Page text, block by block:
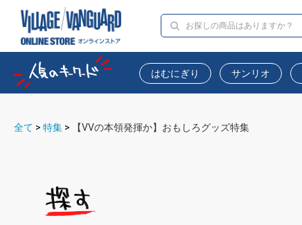
はむにぎり サンリオ
全て > 特集 > 【VVの本領発揮か】おもしろグッズ特集